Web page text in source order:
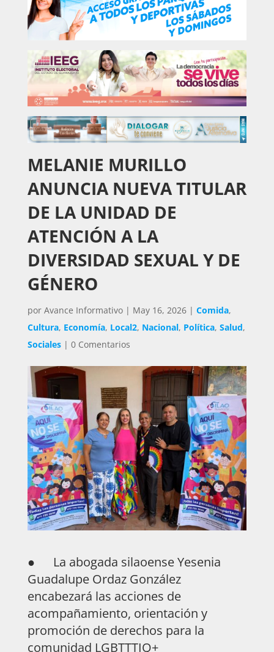
MELANIE MURILLO
ANUNCIA NUEVA TITULAR
DE LA UNIDAD DE
ATENCIÓN A LA
DIVERSIDAD SEXUAL Y DE
GÉNERO
por Avance Informativo| May 16, 2026| Comida,
Cultura, Economía, Local2, Nacional, Política, Salud,
Sociales| 0 Comentarios
● La abogada silaoense Yesenia
Guadalupe Ordaz González
encabezará las acciones de
acompañamiento, orientación y
promoción de derechos para la
comunidad LGBTTTIQ+